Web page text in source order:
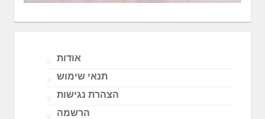
אודות
תנאי שימוש
הצהרת נגישות
הרשמה